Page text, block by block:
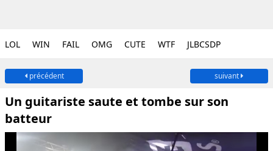
LOL WIN FAIL OMG CUTE WTF JLBCSDP
précédent suivant
Un guitariste saute et tombe sur son
batteur